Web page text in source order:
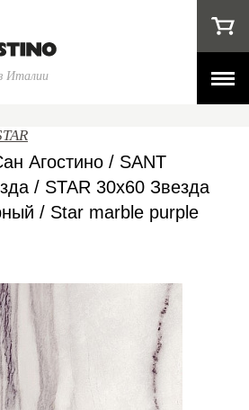
Италии
Агостино / SANT
/ STAR 30x60 Звезда
/ Star marble purple